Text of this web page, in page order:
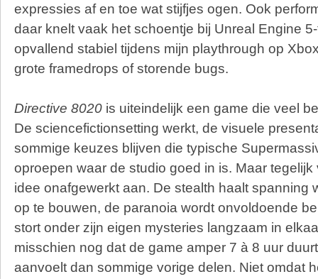
expressies af en toe wat stijfjes ogen. Ook
daar knelt vaak het schoentje bij Unreal Engine
opvallend stabiel tijdens mijn playthrough op
grote framedrops of storende bugs.
Directive 8020 is uiteindelijk een game die veel
De sciencefictionsetting werkt, de visuele
sommige keuzes blijven die typische
oproepen waar de studio goed in is. Maar
idee onafgewerkt aan. De stealth haalt spanning
op te bouwen, de paranoia wordt onvoldoende
stort onder zijn eigen mysteries langzaam in
misschien nog dat de game amper 7 à 8 uur
aanvoelt dan sommige vorige delen. Niet omdat